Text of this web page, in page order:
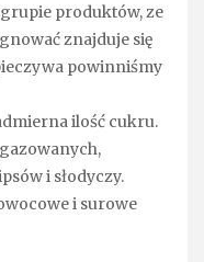
produktów, ze
znajduje się
powinniśmy
ilość cukru.
i słodyczy.
i surowe